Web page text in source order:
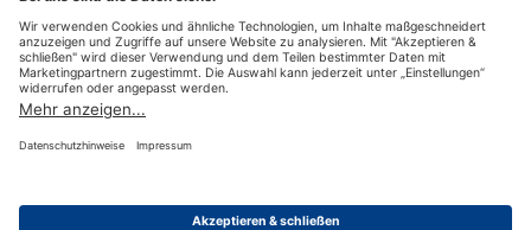
Artikel in die Kasse übernehmen, auf den Artikel klicken
,dann rechts im Fenster den Preis überschreiben und über
+ und - die Anzahl ändern